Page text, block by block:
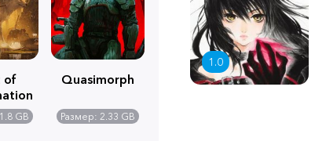
of
GB
Quasimorph
Размер: 2.33 GB
1.0